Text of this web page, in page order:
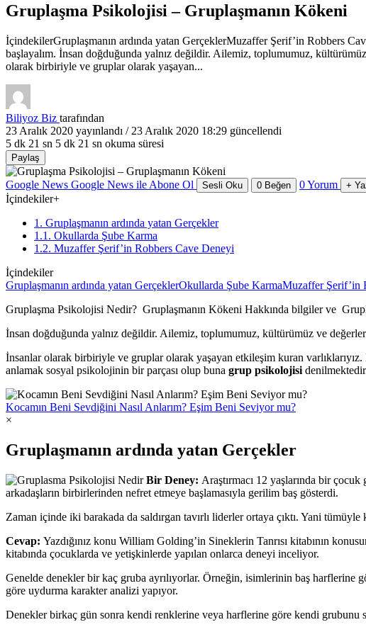
Gruplaşma Psikolojisi – Gruplaşmanın Kökeni
İçindekilerGruplaşmanın ardında yatan GerçeklerMuzaffer Şerif’in Robbers
başlayalım. İnsan doğduğunda yalnız değildir. Ailemiz, toplumumuz,
olarak birbiriyle ve gruplar olarak yaşayan...
Biliyoz Biz tarafından
23 Aralık 2020 yayınlandı / 23 Aralık 2020 18:29 güncellendi
5 dk 21 sn 5 dk 21 sn okuma süresi
Paylaş
Google News Google News ile Abone Ol Sesli Oku 0 Beğen 0Yorum +
İçindekiler+
1. Gruplaşmanın ardında yatan Gerçekler
1.1. Okullarda Şube Karma
1.2. Muzaffer Şerif’in Robbers Cave Deneyi
İçindekiler
Gruplaşmanın ardında yatan GerçeklerOkullarda Şube KarmaMuzaffer Şerif’in
Gruplaşma Psikolojisi Nedir? Gruplaşmanın Kökeni Hakkında bilgiler ve
İnsan doğduğunda yalnız değildir. Ailemiz, toplumumuz, kültürümüz ve
İnsanlar olarak birbiriyle ve gruplar olarak yaşayan etkileşim kuran
anlamak sosyal psikolojinin bir parçası olup buna grup psikolojisi
Kocamın Beni Sevdiğini Nasıl Anlarım? Eşim Beni Seviyor mu?
×
Gruplaşmanın ardında yatan Gerçekler
Bir Deney: Araştırmacı 12 yaşlarında bir
arkadaşların birbirlerinden nefret etmeye başlamasıyla gerilim baş gösterdi.
Zaman içinde iki barakada da saldırgan tavırlı liderler ortaya çıktı. Yani
Cevap: Yazdığınız konu William Golding’in Sineklerin Tanrısı kitabının
kitabında çocuklarda ve yetişkinlerde yapılan onlarca deneyi inceliyor.
Genelde denekler bir kaç gruba ayrılıyorlar. Örneğin, isimlerinin baş harflerine
göre uydurma karakter analizi yapıyor.
Denekler birkaç gün sonra kendi renklerine veya harflerine göre kendi grubunu